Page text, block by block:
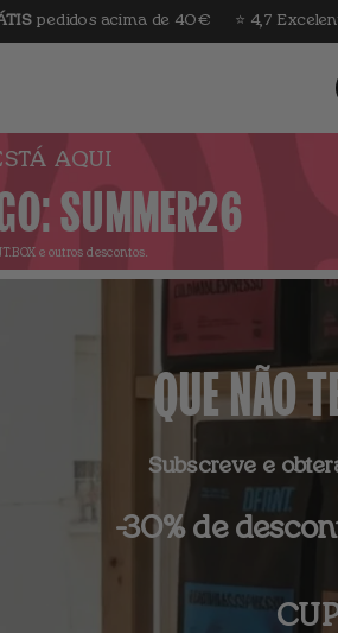
acima de 40€ ⭐️ 4,7 Excelente 🔄
AQUI
SUMMER26
e outros descontos.
QUE NÃO
Subscreve e
-30% de